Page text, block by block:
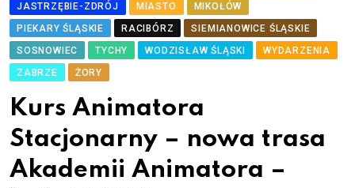
JASTRZĘBIE-ZDRÓJ
MIASTO
MIKOŁÓW
PIEKARY ŚLĄSKIE
RACIBÓRZ
SIEMIANOWICE ŚLĄSKIE
SOSNOWIEC
TYCHY WODZISŁAW ŚLĄSKI
WYDARZENIA
ZABRZE
ŻORY
Kurs Animatora
Stacjonarny – nowa trasa
Akademii Animatora –